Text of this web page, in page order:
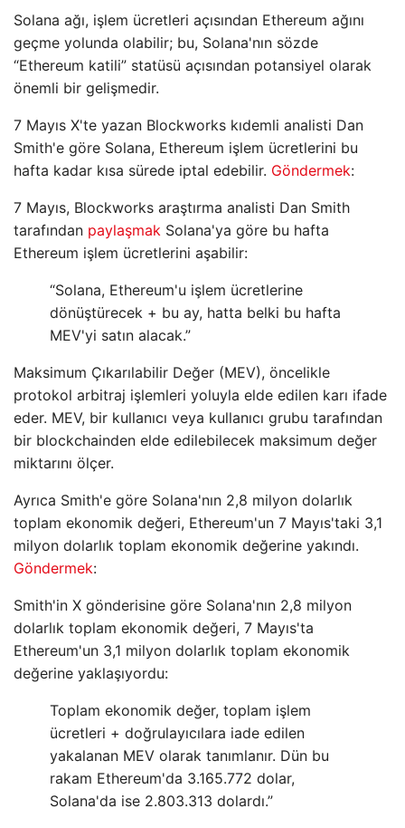
Solana ağı, işlem ücretleri açısından Ethereum ağını
geçme yolunda olabilir; bu, Solana'nın sözde
“Ethereum katili” statüsü açısından potansiyel olarak
önemli bir gelişmedir.
7 Mayıs X'te yazan Blockworks kıdemli analisti Dan
Smith'e göre Solana, Ethereum işlem ücretlerini bu
hafta kadar kısa sürede iptal edebilir. Göndermek:
7 Mayıs, Blockworks araştırma analisti Dan Smith
tarafından paylaşmak Solana'ya göre bu hafta
Ethereum işlem ücretlerini aşabilir:
“Solana, Ethereum'u işlem ücretlerine
dönüştürecek + bu ay, hatta belki bu hafta
MEV'yi satın alacak.”
Maksimum Çıkarılabilir Değer (MEV), öncelikle
protokol arbitraj işlemleri yoluyla elde edilen karı ifade
eder. MEV, bir kullanıcı veya kullanıcı grubu tarafından
bir blockchainden elde edilebilecek maksimum değer
miktarını ölçer.
Ayrıca Smith'e göre Solana'nın 2,8 milyon dolarlık
toplam ekonomik değeri, Ethereum'un 7 Mayıs'taki 3,1
milyon dolarlık toplam ekonomik değerine yakındı.
Göndermek:
Smith'in X gönderisine göre Solana'nın 2,8 milyon
dolarlık toplam ekonomik değeri, 7 Mayıs'ta
Ethereum'un 3,1 milyon dolarlık toplam ekonomik
değerine yaklaşıyordu:
Toplam ekonomik değer, toplam işlem
ücretleri + doğrulayıcılara iade edilen
yakalanan MEV olarak tanımlanır. Dün bu
rakam Ethereum'da 3.165.772 dolar,
Solana'da ise 2.803.313 dolardı.”